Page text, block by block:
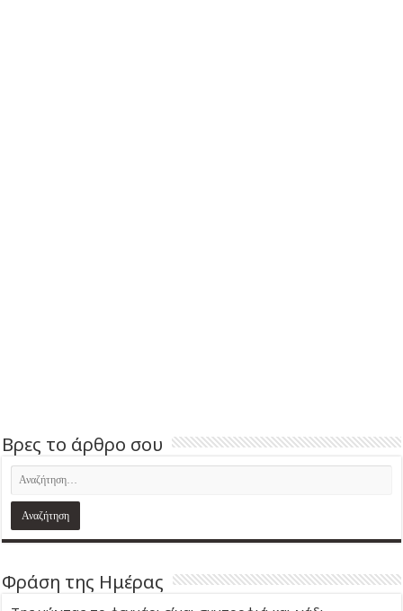
Βρες το άρθρο σου
Φράση της Ημέρας